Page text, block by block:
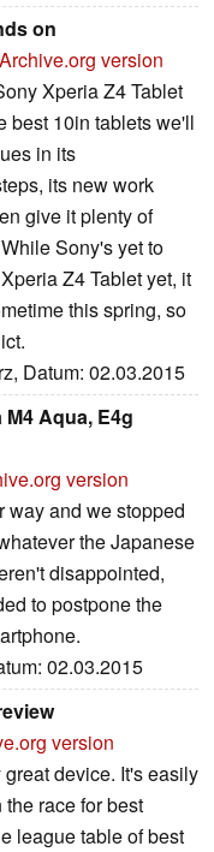
on
Archive.org version
Xperia Z4 Tablet
best 10in tablets we'll
in its
its new work
give it plenty of
Sony's yet to
Z4 Tablet yet, it
this spring, so
Datum: 02.03.2015
M4 Aqua, E4g
version
way and we stopped
the Japanese
disappointed,
to postpone the
02.03.2015
version
device. It's easily
race for best
league table of best